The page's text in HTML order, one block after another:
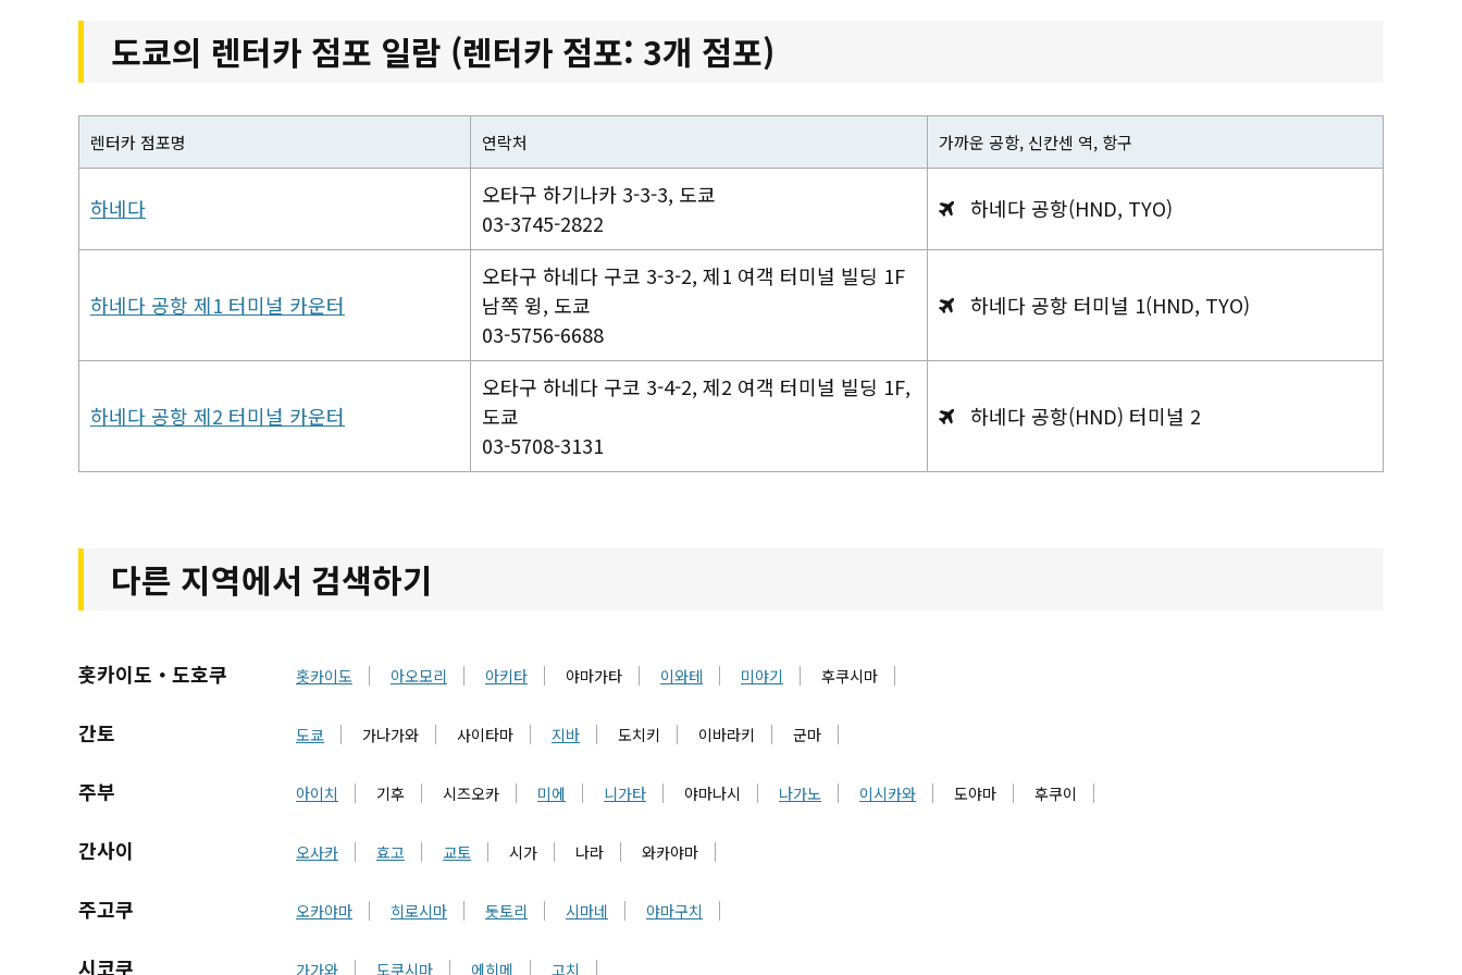
도쿄의 렌터카 점포 일람 (렌터카 점포: 3개 점포)
렌터카 점포명 연락처 가까운 공항, 신칸센 역, 항구
하네다
오타구 하기나카 3-3-3, 도쿄
03-3745-2822
하네다 공항(HND, TYO)
하네다 공항 제1 터미널 카운터
오타구 하네다 구코 3-3-2, 제1 여객 터미널 빌딩 1F
남쪽 윙, 도쿄
03-5756-6688
하네다 공항 터미널 1(HND, TYO)
하네다 공항 제2 터미널 카운터
오타구 하네다 구코 3-4-2, 제2 여객 터미널 빌딩 1F,
도쿄
03-5708-3131
하네다 공항(HND) 터미널 2
다른 지역에서 검색하기
홋카이도・도호쿠 홋카이도 아오모리 아키타 야마가타 이와테 미야기 후쿠시마
간토 도쿄 가나가와 사이타마 지바 도치키 이바라키 군마
주부 아이치 기후 시즈오카 미에 니가타 야마나시 나가노 이시카와 도야마 후쿠이
간사이 오사카 효고 교토 시가 나라 와카야마
주고쿠 오카야마 히로시마 돗토리 시마네 야마구치
시코쿠 가가와 도쿠시마 에히메 고치